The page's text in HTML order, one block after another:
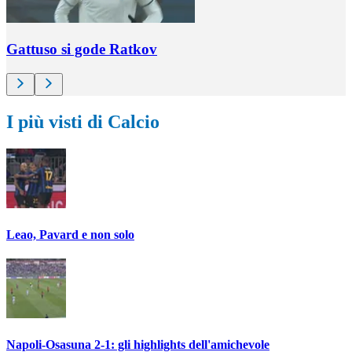
Gattuso si gode Ratkov
I più visti di Calcio
Leao, Pavard e non solo
Napoli-Osasuna 2-1: gli highlights dell'amichevole